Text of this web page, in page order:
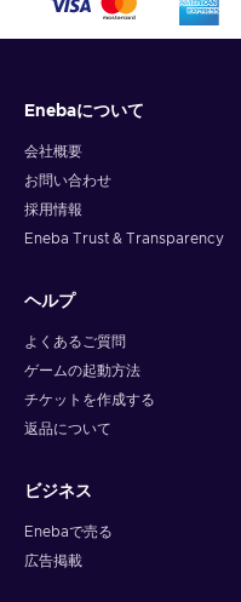
Enebaについて
会社概要
お問い合わせ
採用情報
Eneba Trust & Transparency
ヘルプ
よくあるご質問
ゲームの起動方法
チケットを作成する
返品について
ビジネス
Enebaで売る
広告掲載